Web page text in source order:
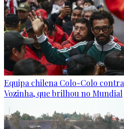
Equipa chilena Colo-Colo
Vozinha, que brilhou no Mundial